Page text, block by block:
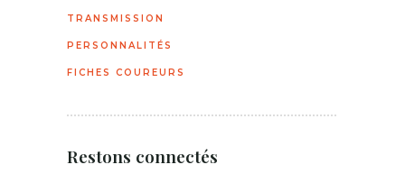
TRANSMISSION
PERSONNALITÉS
FICHES COUREURS
Restons connectés